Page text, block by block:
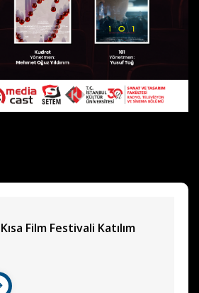
Film Festivali Katılım